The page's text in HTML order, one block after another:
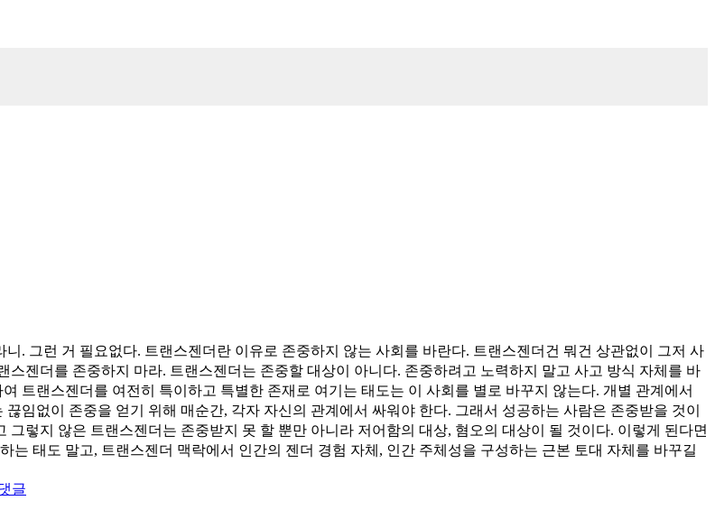
. 그런 거 필요없다. 트랜스젠더란 이유로 존중하지 않는 사회를 바란다. 트랜스젠더건 뭐건 상관없이 그저 사
젠더를 존중하지 마라. 트랜스젠더는 존중할 대상이 아니다. 존중하려고 노력하지 말고 사고 방식 자체를 바
트랜스젠더를 여전히 특이하고 특별한 존재로 여기는 태도는 이 사회를 별로 바꾸지 않는다. 개별 관계에서
임없이 존중을 얻기 위해 매순간, 각자 자신의 관계에서 싸워야 한다. 그래서 성공하는 사람은 존중받을 것이
렇지 않은 트랜스젠더는 존중받지 못 할 뿐만 아니라 저어함의 대상, 혐오의 대상이 될 것이다. 이렇게 된다면
태도 말고, 트랜스젠더 맥락에서 인간의 젠더 경험 자체, 인간 주체성을 구성하는 근본 토대 자체를 바꾸길
글